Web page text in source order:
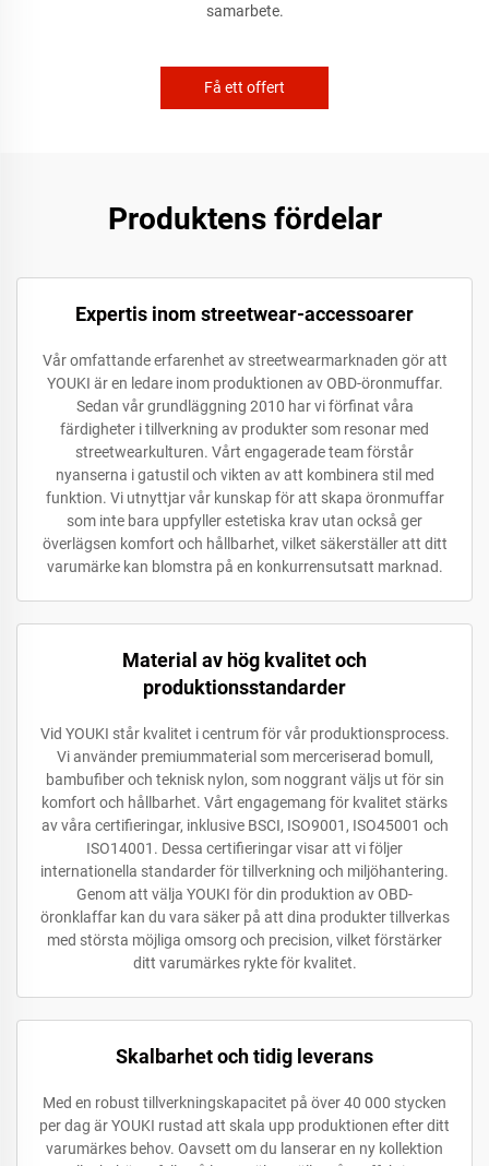
samarbete.
Få ett offert
Produktens fördelar
Expertis inom streetwear-accessoarer
Vår omfattande erfarenhet av streetwearmarknaden gör att
YOUKI är en ledare inom produktionen av OBD-öronmuffar.
Sedan vår grundläggning 2010 har vi förfinat våra
färdigheter i tillverkning av produkter som resonar med
streetwearkulturen. Vårt engagerade team förstår
nyanserna i gatustil och vikten av att kombinera stil med
funktion. Vi utnyttjar vår kunskap för att skapa öronmuffar
som inte bara uppfyller estetiska krav utan också ger
överlägsen komfort och hållbarhet, vilket säkerställer att ditt
varumärke kan blomstra på en konkurrensutsatt marknad.
Material av hög kvalitet och
produktionsstandarder
Vid YOUKI står kvalitet i centrum för vår produktionsprocess.
Vi använder premiummaterial som merceriserad bomull,
bambufiber och teknisk nylon, som noggrant väljs ut för sin
komfort och hållbarhet. Vårt engagemang för kvalitet stärks
av våra certifieringar, inklusive BSCI, ISO9001, ISO45001 och
ISO14001. Dessa certifieringar visar att vi följer
internationella standarder för tillverkning och miljöhantering.
Genom att välja YOUKI för din produktion av OBD-
öronklaffar kan du vara säker på att dina produkter tillverkas
med största möjliga omsorg och precision, vilket förstärker
ditt varumärkes rykte för kvalitet.
Skalbarhet och tidig leverans
Med en robust tillverkningskapacitet på över 40 000 stycken
per dag är YOUKI rustad att skala upp produktionen efter ditt
varumärkes behov. Oavsett om du lanserar en ny kollektion